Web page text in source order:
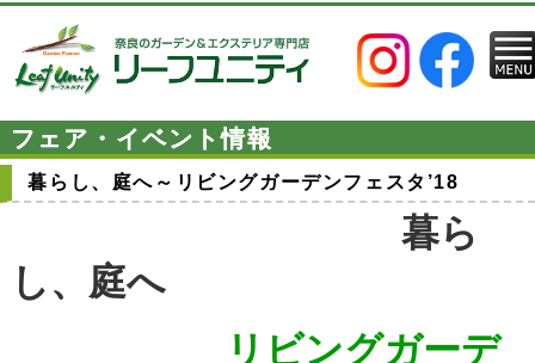
フェア・イベント情報
暮らし、庭へ～リビングガーデンフェスタ’18
暮ら
し、庭へ
リビングガーデ